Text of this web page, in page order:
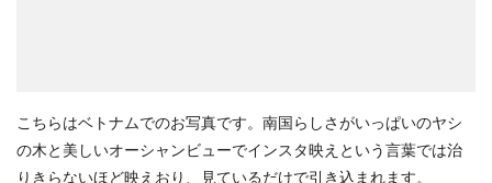
こちらはベトナムでのお写真です。南国らしさがいっぱいのヤシ
の木と美しいオーシャンビューでインスタ映えという言葉では治
りきらないほど映えおり、見ているだけで引き込まれます。